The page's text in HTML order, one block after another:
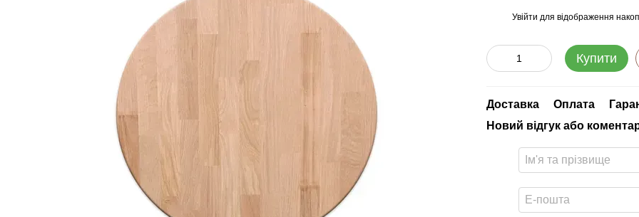
Увійти для відображення
Купити
Доставка Оплата
Новий відгук або